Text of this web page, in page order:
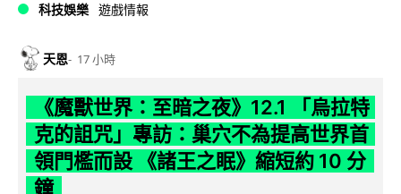
科技娛樂 遊戲情報
天恩 17 小時
《魔獸世界：至暗之夜》12.1 「烏拉特
克的詛咒」專訪：巢穴不為提高世界首
領門檻而設 《諸王之眠》縮短約 10 分
鐘